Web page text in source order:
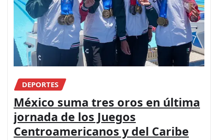
DEPORTES
México suma tres oros en última
jornada de los Juegos
Centroamericanos y del Caribe